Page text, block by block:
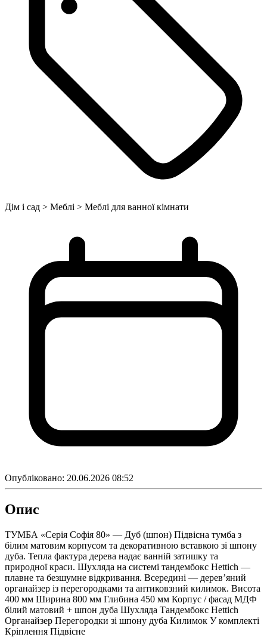
Дім і сад > Меблі > Меблі для ванної кімнати
Опубліковано: 20.06.2026 08:52
Опис
ТУМБА «Серія Софія 80» — Дуб (шпон) Підвісна тумба з
білим матовим корпусом та декоративною вставкою зі шпону
дуба. Тепла фактура дерева надає ванній затишку та
природної краси. Шухляда на системі тандембокс Hettich —
плавне та безшумне відкривання. Всередині — дерев’яний
органайзер із перегородками та антиковзний килимок. Висота
400 мм Ширина 800 мм Глибина 450 мм Корпус / фасад МДФ
білий матовий + шпон дуба Шухляда Тандембокс Hettich
Органайзер Перегородки зі шпону дуба Килимок У комплекті
Кріплення Підвісне